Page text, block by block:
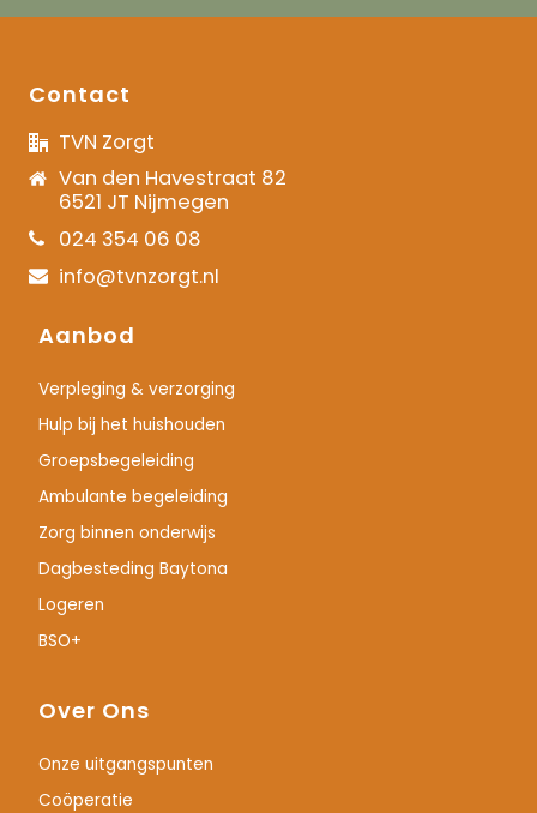
Contact
TVN Zorgt
Van den Havestraat 82
6521 JT Nijmegen
024 354 06 08
info@tvnzorgt.nl
Aanbod
Verpleging & verzorging
Hulp bij het huishouden
Groepsbegeleiding
Ambulante begeleiding
Zorg binnen onderwijs
Dagbesteding Baytona
Logeren
BSO+
Over Ons
Onze uitgangspunten
Coöperatie